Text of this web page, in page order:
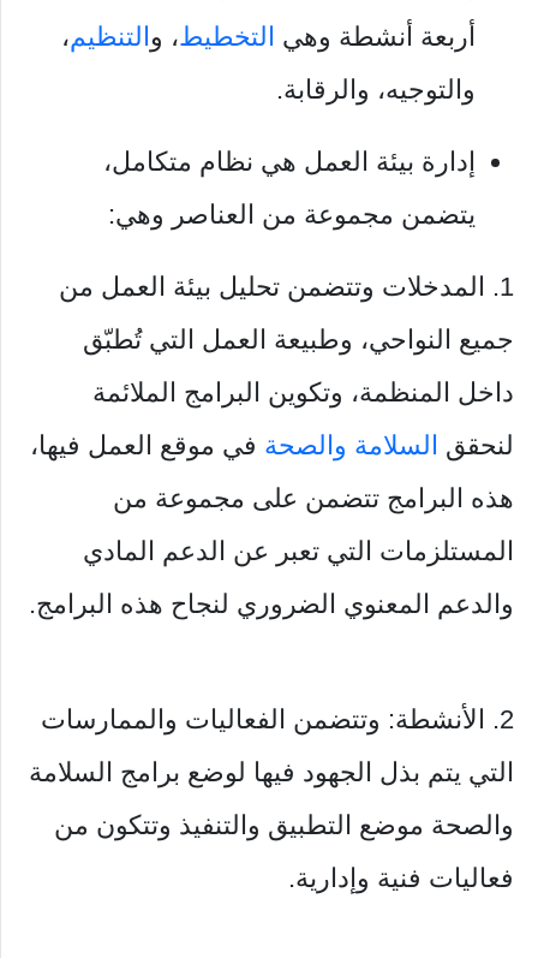
أربعة أنشطة وهي التخطيط، والتنظيم،
والتوجيه، والرقابة.
إدارة بيئة العمل هي نظام متكامل،
يتضمن مجموعة من العناصر وهي:
1. المدخلات وتتضمن تحليل بيئة العمل من
جميع النواحي، وطبيعة العمل التي تُطبّق
داخل المنظمة، وتكوين البرامج الملائمة
لنحقق السلامة والصحة في موقع العمل فيها،
هذه البرامج تتضمن على مجموعة من
المستلزمات التي تعبر عن الدعم المادي
والدعم المعنوي الضروري لنجاح هذه البرامج.
2. الأنشطة: وتتضمن الفعاليات والممارسات
التي يتم بذل الجهود فيها لوضع برامج السلامة
والصحة موضع التطبيق والتنفيذ وتتكون من
فعاليات فنية وإدارية.